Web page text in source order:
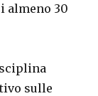
almeno 30
sulle